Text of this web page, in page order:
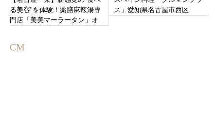
る美容”を体験！薬膳麻辣湯専
門店「美美マーラータン」オ
ス」愛知県名古屋市西区
CM